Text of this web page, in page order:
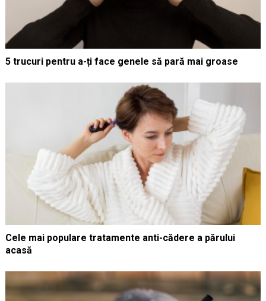
5 trucuri pentru a-ți face genele să pară mai groase
Cele mai populare tratamente anti-cădere a părului
acasă